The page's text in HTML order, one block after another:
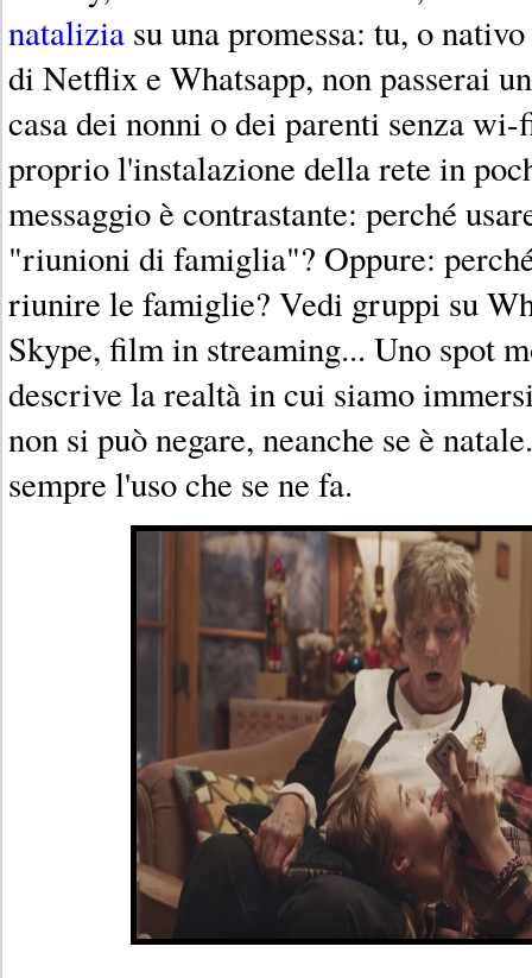
natalizia su una promessa: tu, o
di Netflix e Whatsapp, non passerai
casa dei nonni o dei parenti senza
proprio l'instalazione della rete in
messaggio è contrastante: perché
"riunioni di famiglia"? Oppure:
riunire le famiglie? Vedi gruppi su
Skype, film in streaming... Uno spot
descrive la realtà in cui siamo
non si può negare, neanche se è
sempre l'uso che se ne fa.